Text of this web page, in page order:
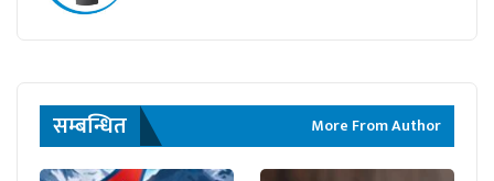
सम्बन्धित More From Author